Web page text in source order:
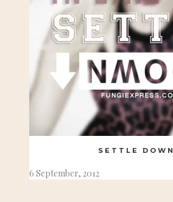
SETTLE DOWN
6 September, 2012